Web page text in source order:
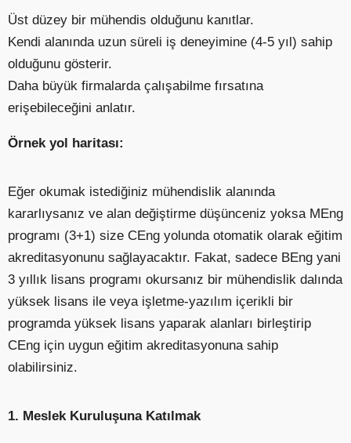
Üst düzey bir mühendis olduğunu kanıtlar.
Kendi alanında uzun süreli iş deneyimine (4-5 yıl) sahip
olduğunu gösterir.
Daha büyük firmalarda çalışabilme fırsatına
erişebileceğini anlatır.
Örnek yol haritası:
Eğer okumak istediğiniz mühendislik alanında
kararlıysanız ve alan değiştirme düşünceniz yoksa MEng
programı (3+1) size CEng yolunda otomatik olarak eğitim
akreditasyonunu sağlayacaktır. Fakat, sadece BEng yani
3 yıllık lisans programı okursanız bir mühendislik dalında
yüksek lisans ile veya işletme-yazılım içerikli bir
programda yüksek lisans yaparak alanları birleştirip
CEng için uygun eğitim akreditasyonuna sahip
olabilirsiniz.
1. Meslek Kuruluşuna Katılmak